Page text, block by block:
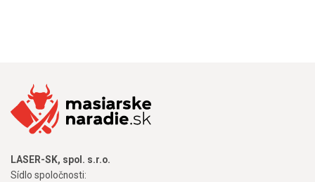
LASER-SK, spol. s.r.o.
Sídlo spoločnosti: